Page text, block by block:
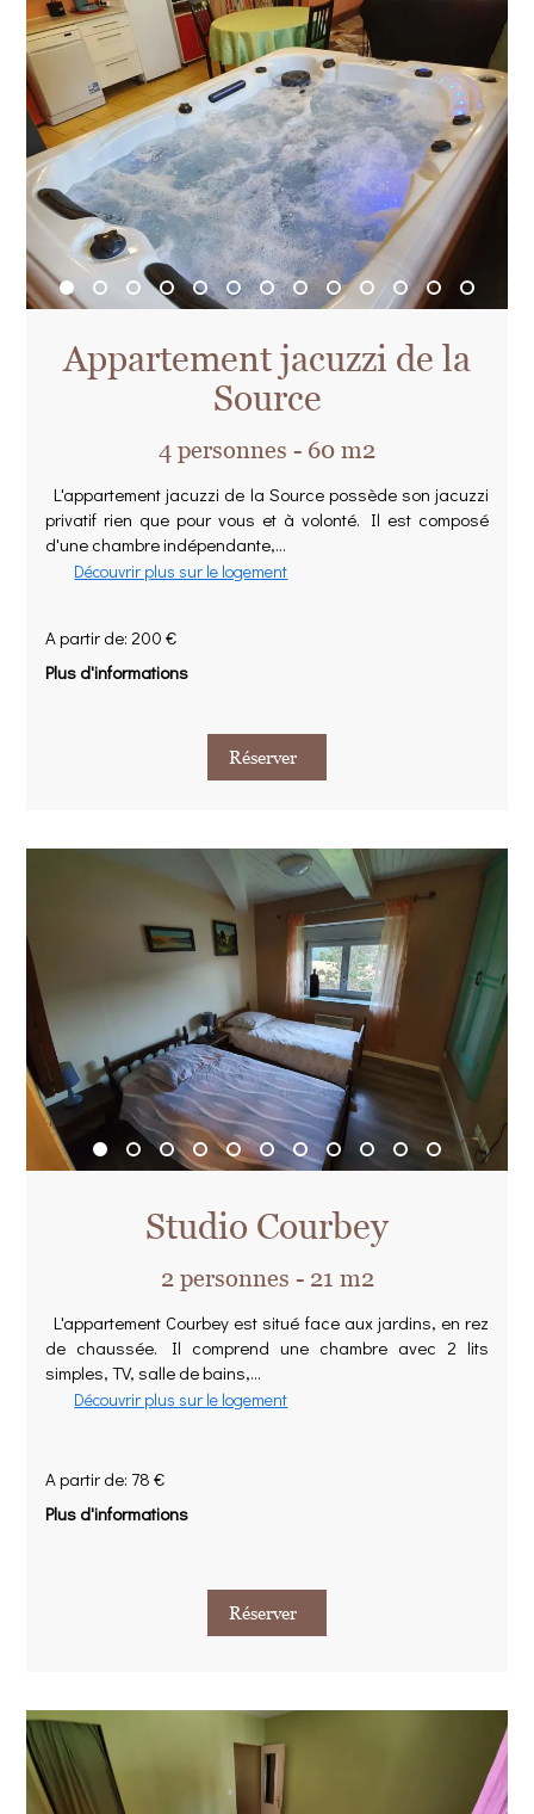
Appartement jacuzzi de la
Source
4 personnes - 60 m2
L'appartement jacuzzi de la Source possède son jacuzzi
privatif rien que pour vous et à volonté. Il est composé
d'une chambre indépendante,...
Découvrir plus sur le logement
A partir de: 200 €
Plus d'informations
Réserver
Studio Courbey
2 personnes - 21 m2
L'appartement Courbey est situé face aux jardins, en rez
de chaussée. Il comprend une chambre avec 2 lits
simples, TV, salle de bains,...
Découvrir plus sur le logement
A partir de: 78 €
Plus d'informations
Réserver